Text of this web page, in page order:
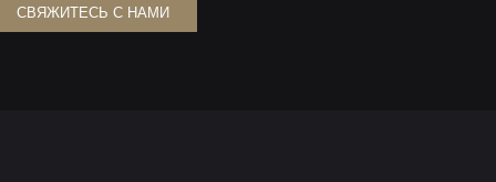
СВЯЖИТЕСЬ С НАМИ